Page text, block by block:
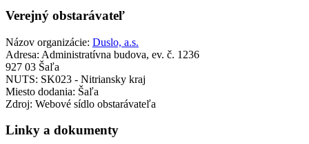
Verejný obstarávateľ
Názov organizácie: Duslo, a.s.
Adresa: Administratívna budova, ev. č. 1236
927 03 Šaľa
NUTS: SK023 - Nitriansky kraj
Miesto dodania: Šaľa
Zdroj: Webové sídlo obstarávateľa
Linky a dokumenty